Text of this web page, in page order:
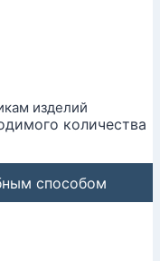
изделий
количества
способом